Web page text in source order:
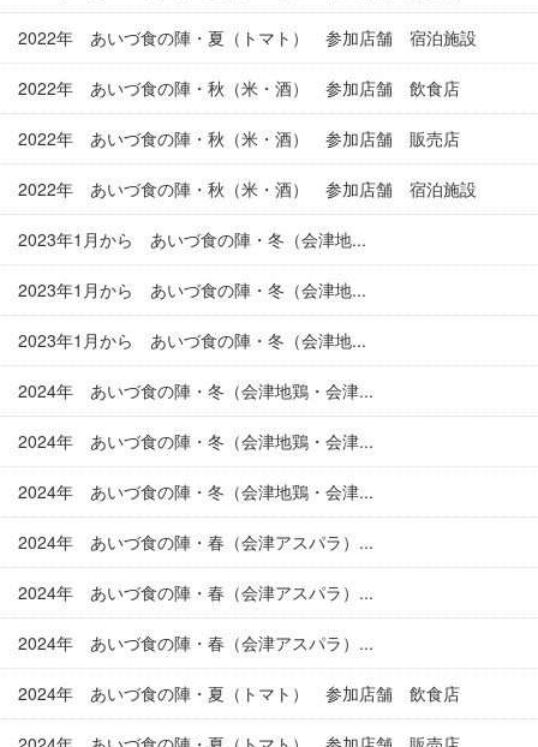
2022年 あいづ食の陣・夏（トマト） 参加店舗 宿泊施設
2022年 あいづ食の陣・秋（米・酒） 参加店舗 飲食店
2022年 あいづ食の陣・秋（米・酒） 参加店舗 販売店
2022年 あいづ食の陣・秋（米・酒） 参加店舗 宿泊施設
2023年1月から あいづ食の陣・冬（会津地...
2023年1月から あいづ食の陣・冬（会津地...
2023年1月から あいづ食の陣・冬（会津地...
2024年 あいづ食の陣・冬（会津地鶏・会津...
2024年 あいづ食の陣・冬（会津地鶏・会津...
2024年 あいづ食の陣・冬（会津地鶏・会津...
2024年 あいづ食の陣・春（会津アスパラ）...
2024年 あいづ食の陣・春（会津アスパラ）...
2024年 あいづ食の陣・春（会津アスパラ）...
2024年 あいづ食の陣・夏（トマト） 参加店舗 飲食店